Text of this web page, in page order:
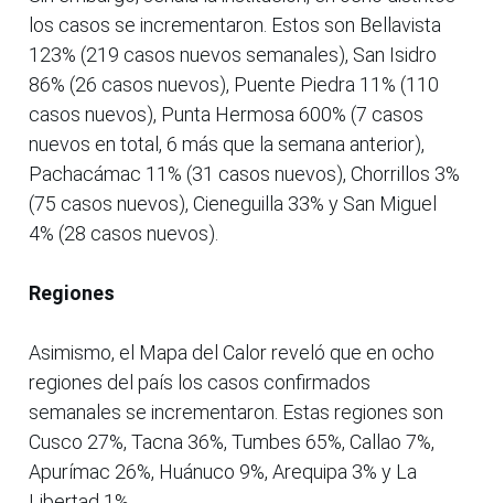
los casos se incrementaron. Estos son Bellavista
123% (219 casos nuevos semanales), San Isidro
86% (26 casos nuevos), Puente Piedra 11% (110
casos nuevos), Punta Hermosa 600% (7 casos
nuevos en total, 6 más que la semana anterior),
Pachacámac 11% (31 casos nuevos), Chorrillos 3%
(75 casos nuevos), Cieneguilla 33% y San Miguel
4% (28 casos nuevos).
Regiones
Asimismo, el Mapa del Calor reveló que en ocho
regiones del país los casos confirmados
semanales se incrementaron. Estas regiones son
Cusco 27%, Tacna 36%, Tumbes 65%, Callao 7%,
Apurímac 26%, Huánuco 9%, Arequipa 3% y La